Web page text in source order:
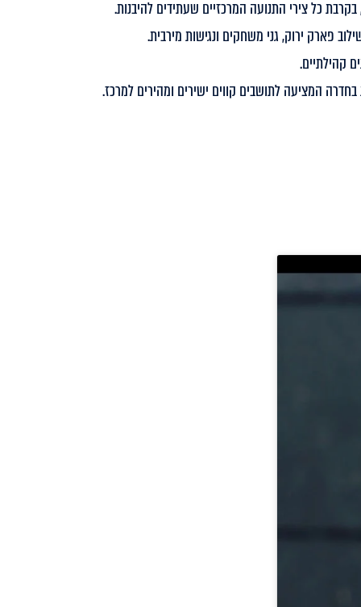
פארק ירוק, גני משחקים ונגישות מירבית.
קהילתיים.
המציעה לתושבים קווים ישירים ומהירים למרכז.